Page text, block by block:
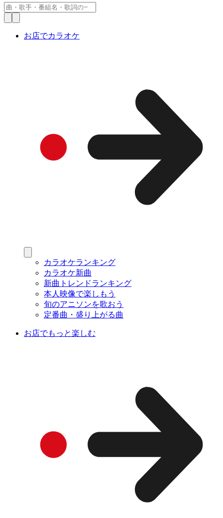
お店でカラオケ
カラオケランキング
カラオケ新曲
新曲トレンドランキング
本人映像で楽しもう
旬のアニソンを歌おう
定番曲・盛り上がる曲
お店でもっと楽しむ